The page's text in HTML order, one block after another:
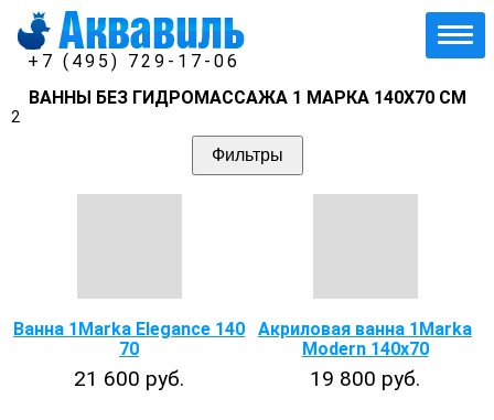
+7 (495) 729-17-06
ВАННЫ БЕЗ ГИДРОМАССАЖА 1 МАРКА 140Х70 СМ
2
Фильтры
Ванна 1Marka Elegance 140
70
21 600 руб.
Акриловая ванна 1Marka
Modern 140x70
19 800 руб.